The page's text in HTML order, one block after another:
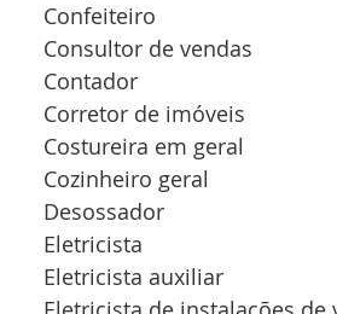
Confeiteiro
Consultor de vendas
Contador
Corretor de imóveis
Costureira em geral
Cozinheiro geral
Desossador
Eletricista
Eletricista auxiliar